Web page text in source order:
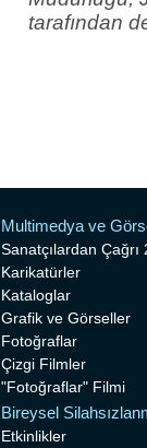
tarafından
Multimedya ve
Sanatçılardan
Karikatürler
Kataloglar
Grafik ve Görseller
Fotoğraflar
Çizgi Filmler
"Fotoğraflar" Filmi
Bireysel
Etkinlikler